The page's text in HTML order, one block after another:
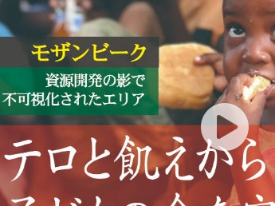
音楽
ゲーム・サービス開発
書籍・雑誌出版
ソーシャルグッド